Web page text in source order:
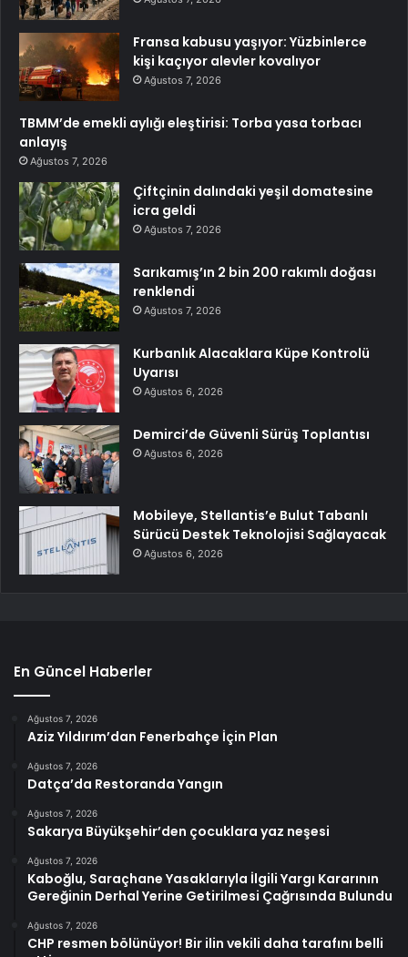
Fransa kabusu yaşıyor: Yüzbinlerce
kişi kaçıyor alevler kovalıyor
Ağustos 7, 2026
TBMM’de emekli aylığı eleştirisi: Torba yasa torbacı
anlayış
Ağustos 7, 2026
Çiftçinin dalındaki yeşil domatesine
icra geldi
Ağustos 7, 2026
Sarıkamış’ın 2 bin 200 rakımlı doğası
renklendi
Ağustos 7, 2026
Kurbanlık Alacaklara Küpe Kontrolü
Uyarısı
Ağustos 6, 2026
Demirci’de Güvenli Sürüş Toplantısı
Ağustos 6, 2026
Mobileye, Stellantis’e Bulut Tabanlı
Sürücü Destek Teknolojisi Sağlayacak
Ağustos 6, 2026
En Güncel Haberler
Ağustos 7, 2026
Aziz Yıldırım’dan Fenerbahçe İçin Plan
Ağustos 7, 2026
Datça’da Restoranda Yangın
Ağustos 7, 2026
Sakarya Büyükşehir’den çocuklara yaz neşesi
Ağustos 7, 2026
Kaboğlu, Saraçhane Yasaklarıyla İlgili Yargı Kararının
Gereğinin Derhal Yerine Getirilmesi Çağrısında Bulundu
Ağustos 7, 2026
CHP resmen bölünüyor! Bir ilin vekili daha tarafını belli